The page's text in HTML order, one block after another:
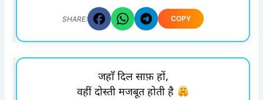
SHARE: COPY
जहाँ दिल साफ़ हों,
वहीं दोस्ती मजबूत होती है